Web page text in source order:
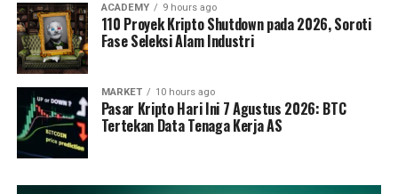
ACADEMY 9 hours ago
110 Proyek Kripto Shutdown pada 2026, Soroti
Fase Seleksi Alam Industri
MARKET 10 hours ago
Pasar Kripto Hari Ini 7 Agustus 2026: BTC
Tertekan Data Tenaga Kerja AS